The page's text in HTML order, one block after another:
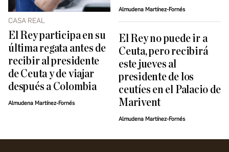
CASA REAL
El Rey participa en su
última regata antes de
recibir al presidente
de Ceuta y de viajar
después a Colombia
Almudena Martínez-Fornés
Almudena Martínez-Fornés
El Rey no puede ir a
Ceuta, pero recibirá
este jueves al
presidente de los
ceutíes en el Palacio de
Marivent
Almudena Martínez-Fornés